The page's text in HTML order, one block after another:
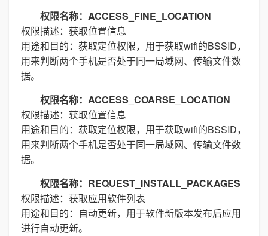
权限名称：ACCESS_FINE_LOCATION
权限描述：获取位置信息
用途和目的：获取定位权限，用于获取wifi的BSSID，
用来判断两个手机是否处于同一局域网、传输文件数
据。
权限名称：ACCESS_COARSE_LOCATION
权限描述：获取位置信息
用途和目的：获取定位权限，用于获取wifi的BSSID，
用来判断两个手机是否处于同一局域网、传输文件数
据。
权限名称：REQUEST_INSTALL_PACKAGES
权限描述：获取应用软件列表
用途和目的：自动更新，用于软件新版本发布后应用
进行自动更新。